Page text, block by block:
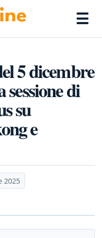
☰
5 dicembre
di
su
e
2025